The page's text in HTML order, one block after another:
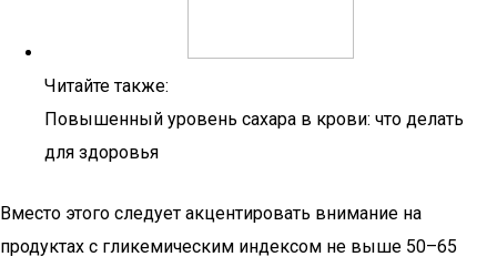
Читайте также:
Повышенный уровень сахара в крови: что делать
для здоровья
Вместо этого следует акцентировать внимание на
продуктах с гликемическим индексом не выше 50–65